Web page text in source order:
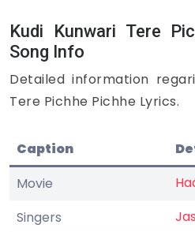
Kudi Kunwari Tere
Song Info
Detailed information
Tere Pichhe Pichhe Lyrics.
Caption
Movie
Singers